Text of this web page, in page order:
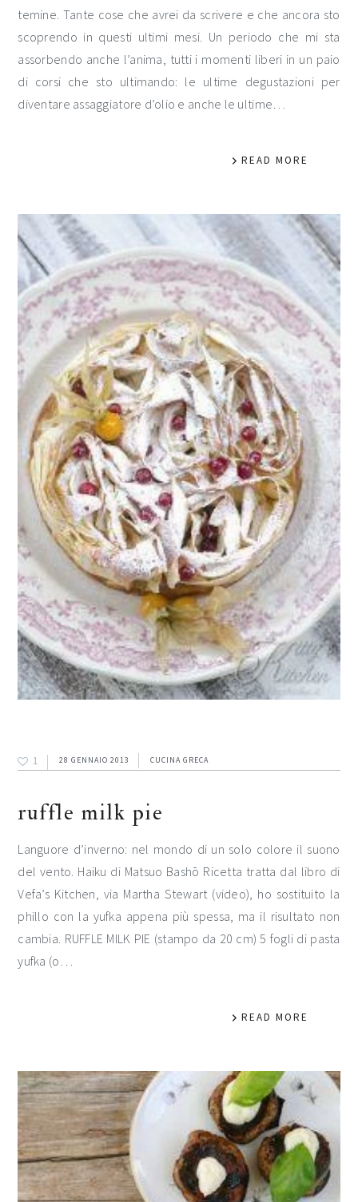
temine. Tante cose che avrei da scrivere e che ancora sto
scoprendo in questi ultimi mesi. Un periodo che mi sta
assorbendo anche l’anima, tutti i momenti liberi in un paio
di corsi che sto ultimando: le ultime degustazioni per
diventare assaggiatore d’olio e anche le ultime…
READ MORE
1 28 GENNAIO 2013 CUCINA GRECA
ruffle milk pie
Languore d’inverno: nel mondo di un solo colore il suono
del vento. Haiku di Matsuo Bashō Ricetta tratta dal libro di
Vefa’s Kitchen, via Martha Stewart (video), ho sostituito la
phillo con la yufka appena più spessa, ma il risultato non
cambia. RUFFLE MILK PIE (stampo da 20 cm) 5 fogli di pasta
yufka (o…
READ MORE